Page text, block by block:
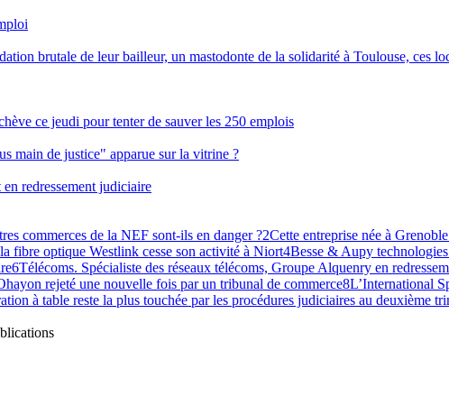
brutale de leur bailleur, un mastodonte de la solidarité à Toulouse, ces
ce jeudi pour tenter de sauver les 250 emplois
main de justice" apparue sur la vitrine ?
redressement judiciaire
commerces de la NEF sont-ils en danger ?2Cette entreprise née à
fibre optique Westlink cesse son activité à Niort4Besse & Aupy
6Télécoms. Spécialiste des réseaux télécoms, Groupe Alquenry en
rejeté une nouvelle fois par un tribunal de commerce8L’International
à table reste la plus touchée par les procédures judiciaires au deuxième